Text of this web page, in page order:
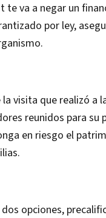
te va a negar un
por ley,
la visita que realizó a
reunidos para
en riesgo el
dos opciones,